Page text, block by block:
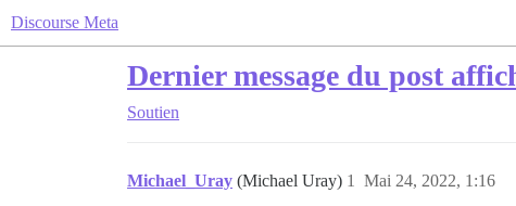
Discourse Meta
Dernier message du post
Soutien
Michael_Uray (Michael Uray) Mai 24, 2022, 1:16
1